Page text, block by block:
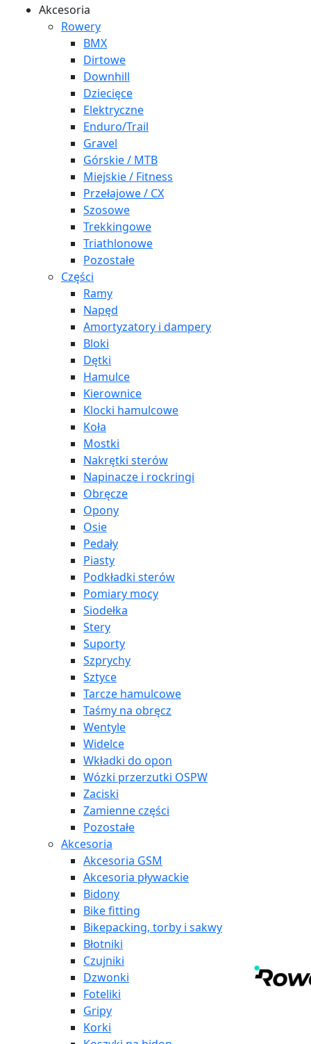
Akcesoria
Rowery
BMX
Dirtowe
Downhill
Dziecięce
Elektryczne
Enduro/Trail
Gravel
Górskie / MTB
Miejskie / Fitness
Przełajowe / CX
Szosowe
Trekkingowe
Triathlonowe
Pozostałe
Części
Ramy
Napęd
Amortyzatory i dampery
Bloki
Dętki
Hamulce
Kierownice
Klocki hamulcowe
Koła
Mostki
Nakrętki sterów
Napinacze i rockringi
Obręcze
Opony
Osie
Pedały
Piasty
Podkładki sterów
Pomiary mocy
Siodełka
Stery
Suporty
Szprychy
Sztyce
Tarcze hamulcowe
Taśmy na obręcz
Wentyle
Widelce
Wkładki do opon
Wózki przerzutki OSPW
Zaciski
Zamienne części
Pozostałe
Akcesoria
Akcesoria GSM
Akcesoria pływackie
Bidony
Bike fitting
Bikepacking, torby i sakwy
Błotniki
Czujniki
Dzwonki
Foteliki
Gripy
Korki